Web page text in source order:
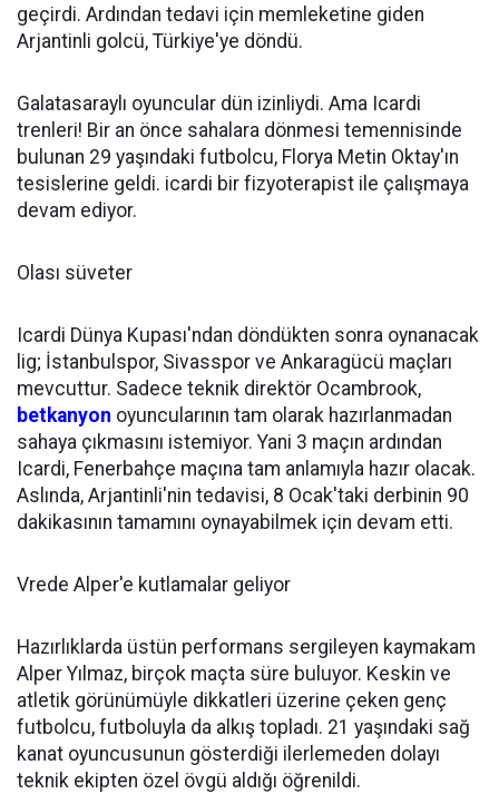
geçirdi. Ardından tedavi için memleketine giden
Arjantinli golcü, Türkiye'ye döndü.
Galatasaraylı oyuncular dün izinliydi. Ama Icardi
trenleri! Bir an önce sahalara dönmesi temennisinde
bulunan 29 yaşındaki futbolcu, Florya Metin Oktay'ın
tesislerine geldi. icardi bir fizyoterapist ile çalışmaya
devam ediyor.
Olası süveter
Icardi Dünya Kupası'ndan döndükten sonra oynanacak
lig; İstanbulspor, Sivasspor ve Ankaragücü maçları
mevcuttur. Sadece teknik direktör Ocambrook,
betkanyon oyuncularının tam olarak hazırlanmadan
sahaya çıkmasını istemiyor. Yani 3 maçın ardından
Icardi, Fenerbahçe maçına tam anlamıyla hazır olacak.
Aslında, Arjantinli'nin tedavisi, 8 Ocak'taki derbinin 90
dakikasının tamamını oynayabilmek için devam etti.
Vrede Alper'e kutlamalar geliyor
Hazırlıklarda üstün performans sergileyen kaymakam
Alper Yılmaz, birçok maçta süre buluyor. Keskin ve
atletik görünümüyle dikkatleri üzerine çeken genç
futbolcu, futboluyla da alkış topladı. 21 yaşındaki sağ
kanat oyuncusunun gösterdiği ilerlemeden dolayı
teknik ekipten özel övgü aldığı öğrenildi.